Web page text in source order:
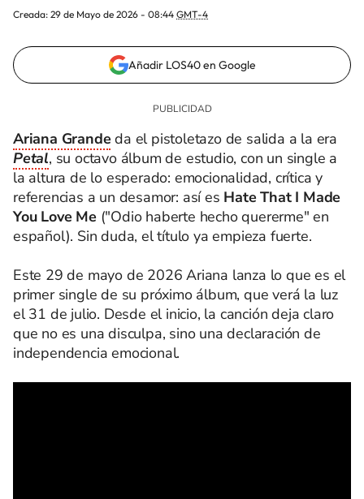
Creada: 29 de Mayo de 2026 - 08:44 GMT-4
Añadir LOS40 en Google
Ariana Grandeda el pistoletazo de salida a la era
Petal, su octavo álbum de estudio, con un single a
la altura de lo esperado: emocionalidad, crítica y
referencias a un desamor: así es Hate That I Made
You Love Me("Odio haberte hecho quererme" en
español). Sin duda, el título ya empieza fuerte.
Este 29 de mayo de 2026 Ariana lanza lo que es el
primer single de su próximo álbum, que verá la luz
el 31 de julio. Desde el inicio, la canción deja claro
que no es una disculpa, sino una declaración de
independencia emocional.